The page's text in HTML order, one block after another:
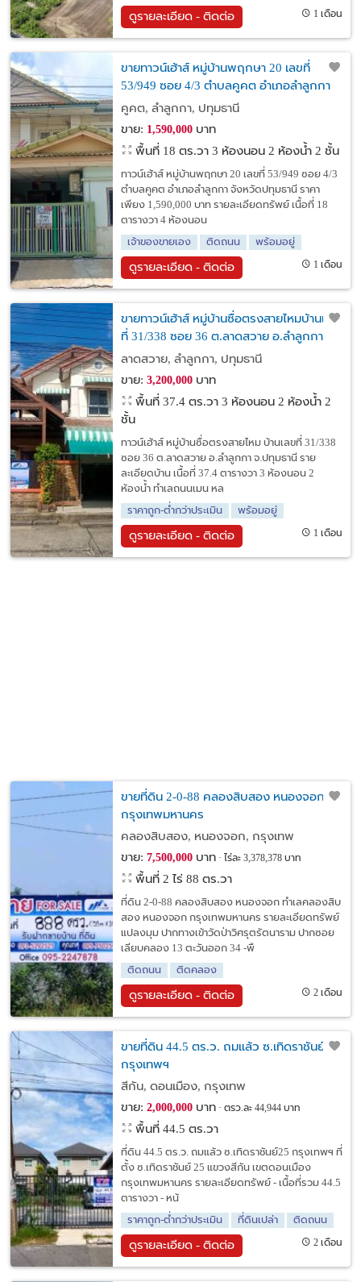
ดูรายละเอียด - ติดต่อ 1 เดือน
ขายทาวน์เฮ้าส์ หมู่บ้านพฤกษา 20 เลขที่
53/949 ซอย 4/3 ตำบลคูคต อำเภอลำลูกกา
จังหวัดปทุมธานี
คูคต, ลำลูกกา, ปทุมธานี
ขาย: 1,590,000บาท
พื้นที่ 18 ตร.วา 3 ห้องนอน 2 ห้องน้ำ 2 ชั้น
ทาวน์เฮ้าส์ หมู่บ้านพฤกษา 20 เลขที่ 53/949 ซอย 4/3
ตำบลคูคต อำเภอลำลูกกา จังหวัดปทุมธานี ราคา
เพียง 1,590,000 บาท รายละเอียดทรัพย์ เนื้อที่ 18
ตารางวา 4 ห้องนอน
เจ้าของขายเอง
ติดถนน พร้อมอยู่
ดูรายละเอียด - ติดต่อ 1 เดือน
ขายทาวน์เฮ้าส์ หมู่บ้านซื่อตรงสายไหมบ้านเลข
ที่ 31/338 ซอย 36 ต.ลาดสวาย อ.ลำลูกกา
จ.ปทุมธานี
ลาดสวาย, ลำลูกกา, ปทุมธานี
ขาย: 3,200,000บาท
พื้นที่ 37.4 ตร.วา 3 ห้องนอน 2 ห้องน้ำ 2
ชั้น
ทาวน์เฮ้าส์ หมู่บ้านซื่อตรงสายไหม บ้านเลขที่ 31/338
ซอย 36 ต.ลาดสวาย อ.ลำลูกกา จ.ปทุมธานี ราย
ละเอียดบ้าน เนื้อที่ 37.4 ตารางวา 3 ห้องนอน 2
ห้องน้ำ ทำเลถนนเมน หล
ราคาถูก-ต่ำกว่าประเมิน
พร้อมอยู่
ดูรายละเอียด - ติดต่อ 1 เดือน
ขายที่ดิน 2-0-88 คลองสิบสอง หนองจอก
กรุงเทพมหานคร
คลองสิบสอง, หนองจอก, กรุงเทพ
ขาย: 7,500,000บาท ไร่ละ 3,378,378 บาท
พื้นที่ 2 ไร่ 88 ตร.วา
ที่ดิน 2-0-88 คลองสิบสอง หนองจอก ทำเลคลองสิบ
สอง หนองจอก กรุงเทพมหานคร รายละเอียดทรัพย์
แปลงมุม ปากทางเข้าวัดป่าวิศรุตรัตนาราม ปากซอย
เลียบคลอง 13 ตะวันออก 34 -พื
ติดถนน
ติดคลอง
ดูรายละเอียด - ติดต่อ 2 เดือน
ขายที่ดิน 44.5 ตร.ว. ถมแล้ว ซ.เทิดราชันย์25
กรุงเทพฯ
สีกัน, ดอนเมือง, กรุงเทพ
ขาย: 2,000,000บาท ตรว.ละ 44,944 บาท
พื้นที่ 44.5 ตร.วา
ที่ดิน 44.5 ตร.ว. ถมแล้ว ซ.เทิดราชันย์25 กรุงเทพฯ ที่
ตั้ง ซ.เทิดราชันย์ 25 แขวงสีกัน เขตดอนเมือง
กรุงเทพมหานคร รายละเอียดทรัพย์ - เนื้อที่รวม 44.5
ตารางวา - หน้
ราคาถูก-ต่ำกว่าประเมิน
ที่ดินเปล่า ติดถนน
ดูรายละเอียด - ติดต่อ 2 เดือน